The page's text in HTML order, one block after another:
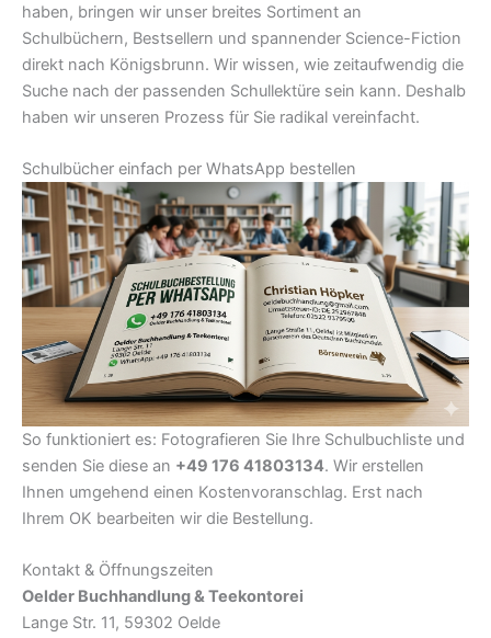
haben, bringen wir unser breites Sortiment an
Schulbüchern, Bestsellern und spannender Science-Fiction
direkt nach Königsbrunn. Wir wissen, wie zeitaufwendig die
Suche nach der passenden Schullektüre sein kann. Deshalb
haben wir unseren Prozess für Sie radikal vereinfacht.
Schulbücher einfach per WhatsApp bestellen
So funktioniert es: Fotografieren Sie Ihre Schulbuchliste und
senden Sie diese an +49 176 41803134. Wir erstellen
Ihnen umgehend einen Kostenvoranschlag. Erst nach
Ihrem OK bearbeiten wir die Bestellung.
Kontakt & Öffnungszeiten
Oelder Buchhandlung & Teekontorei
Lange Str. 11, 59302 Oelde